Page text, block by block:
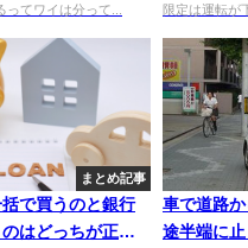
ってワイは分って...
限定は運転が
まとめ記事
で買うのと銀行
はどっちが正し
車で道路
途半端に